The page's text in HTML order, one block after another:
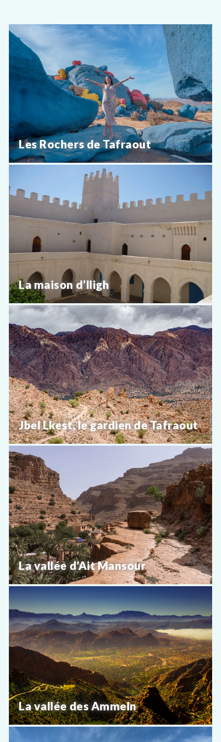
Les Rochers de Tafraout
La maison d’Iligh
Jbel Lkest, le gardien de Tafraout
La vallée d’Ait Mansour
La vallée des Ammeln